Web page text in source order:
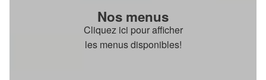
Nos menus
Cliquez ici pour afficher
les menus disponibles!